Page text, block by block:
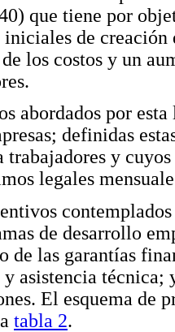
que tiene por
iniciales de
los costos y un
abordados por
definidas
trabajadores y
legales
de desarrollo
de las garantías
asistencia técnica;
El esquema de
tabla 2.